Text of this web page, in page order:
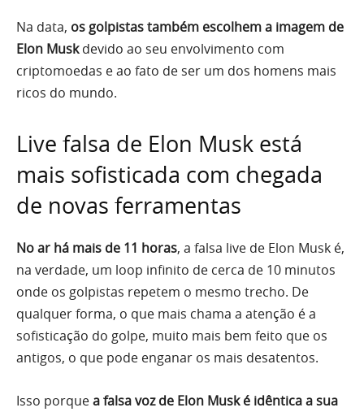
Na data, os golpistas também escolhem a imagem de
Elon Muskdevido ao seu envolvimento com
criptomoedas e ao fato de ser um dos homens mais
ricos do mundo.
Live falsa de Elon Musk está
mais sofisticada com chegada
de novas ferramentas
No ar há mais de 11 horas, a falsa live de Elon Musk é,
na verdade, um loop infinito de cerca de 10 minutos
onde os golpistas repetem o mesmo trecho. De
qualquer forma, o que mais chama a atenção é a
sofisticação do golpe, muito mais bem feito que os
antigos, o que pode enganar os mais desatentos.
Isso porquea falsa voz de Elon Musk é idêntica a sua